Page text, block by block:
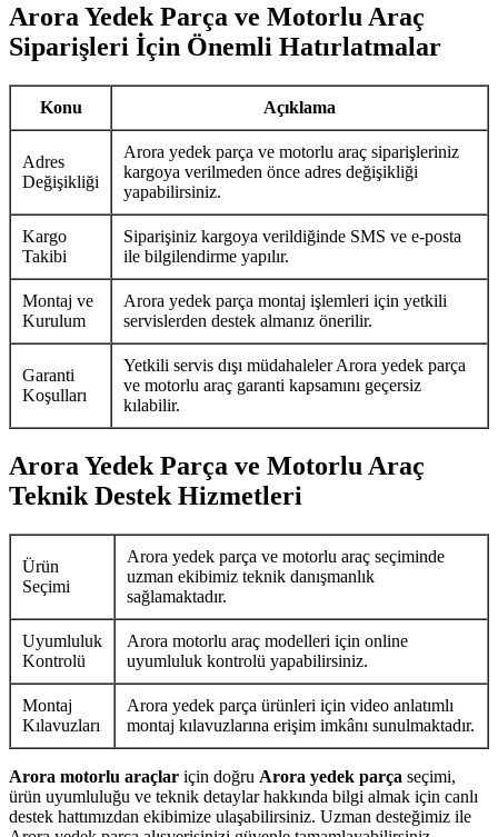
Arora Yedek Parça ve Motorlu Araç
Siparişleri İçin Önemli Hatırlatmalar
Konu Açıklama
Adres
Değişikliği
Arora yedek parça ve motorlu araç siparişleriniz
kargoya verilmeden önce adres değişikliği
yapabilirsiniz.
Kargo
Takibi
Siparişiniz kargoya verildiğinde SMS ve e-posta
ile bilgilendirme yapılır.
Montaj ve
Kurulum
Arora yedek parça montaj işlemleri için yetkili
servislerden destek almanız önerilir.
Garanti
Koşulları
Yetkili servis dışı müdahaleler Arora yedek parça
ve motorlu araç garanti kapsamını geçersiz
kılabilir.
Arora Yedek Parça ve Motorlu Araç
Teknik Destek Hizmetleri
Ürün
Seçimi
Arora yedek parça ve motorlu araç seçiminde
uzman ekibimiz teknik danışmanlık
sağlamaktadır.
Uyumluluk
Kontrolü
Arora motorlu araç modelleri için online
uyumluluk kontrolü yapabilirsiniz.
Montaj
Kılavuzları
Arora yedek parça ürünleri için video anlatımlı
montaj kılavuzlarına erişim imkânı sunulmaktadır.
Arora motorlu araçlar için doğru Arora yedek parça seçimi,
ürün uyumluluğu ve teknik detaylar hakkında bilgi almak için canlı
destek hattımızdan ekibimize ulaşabilirsiniz. Uzman desteğimiz ile